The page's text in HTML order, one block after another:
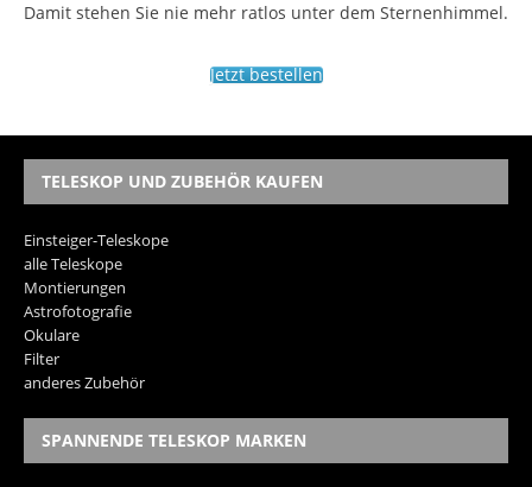
Damit stehen Sie nie mehr ratlos unter dem Sternenhimmel.
Jetzt bestellen
TELESKOP UND ZUBEHÖR KAUFEN
Einsteiger-Teleskope
alle Teleskope
Montierungen
Astrofotografie
Okulare
Filter
anderes Zubehör
SPANNENDE TELESKOP MARKEN